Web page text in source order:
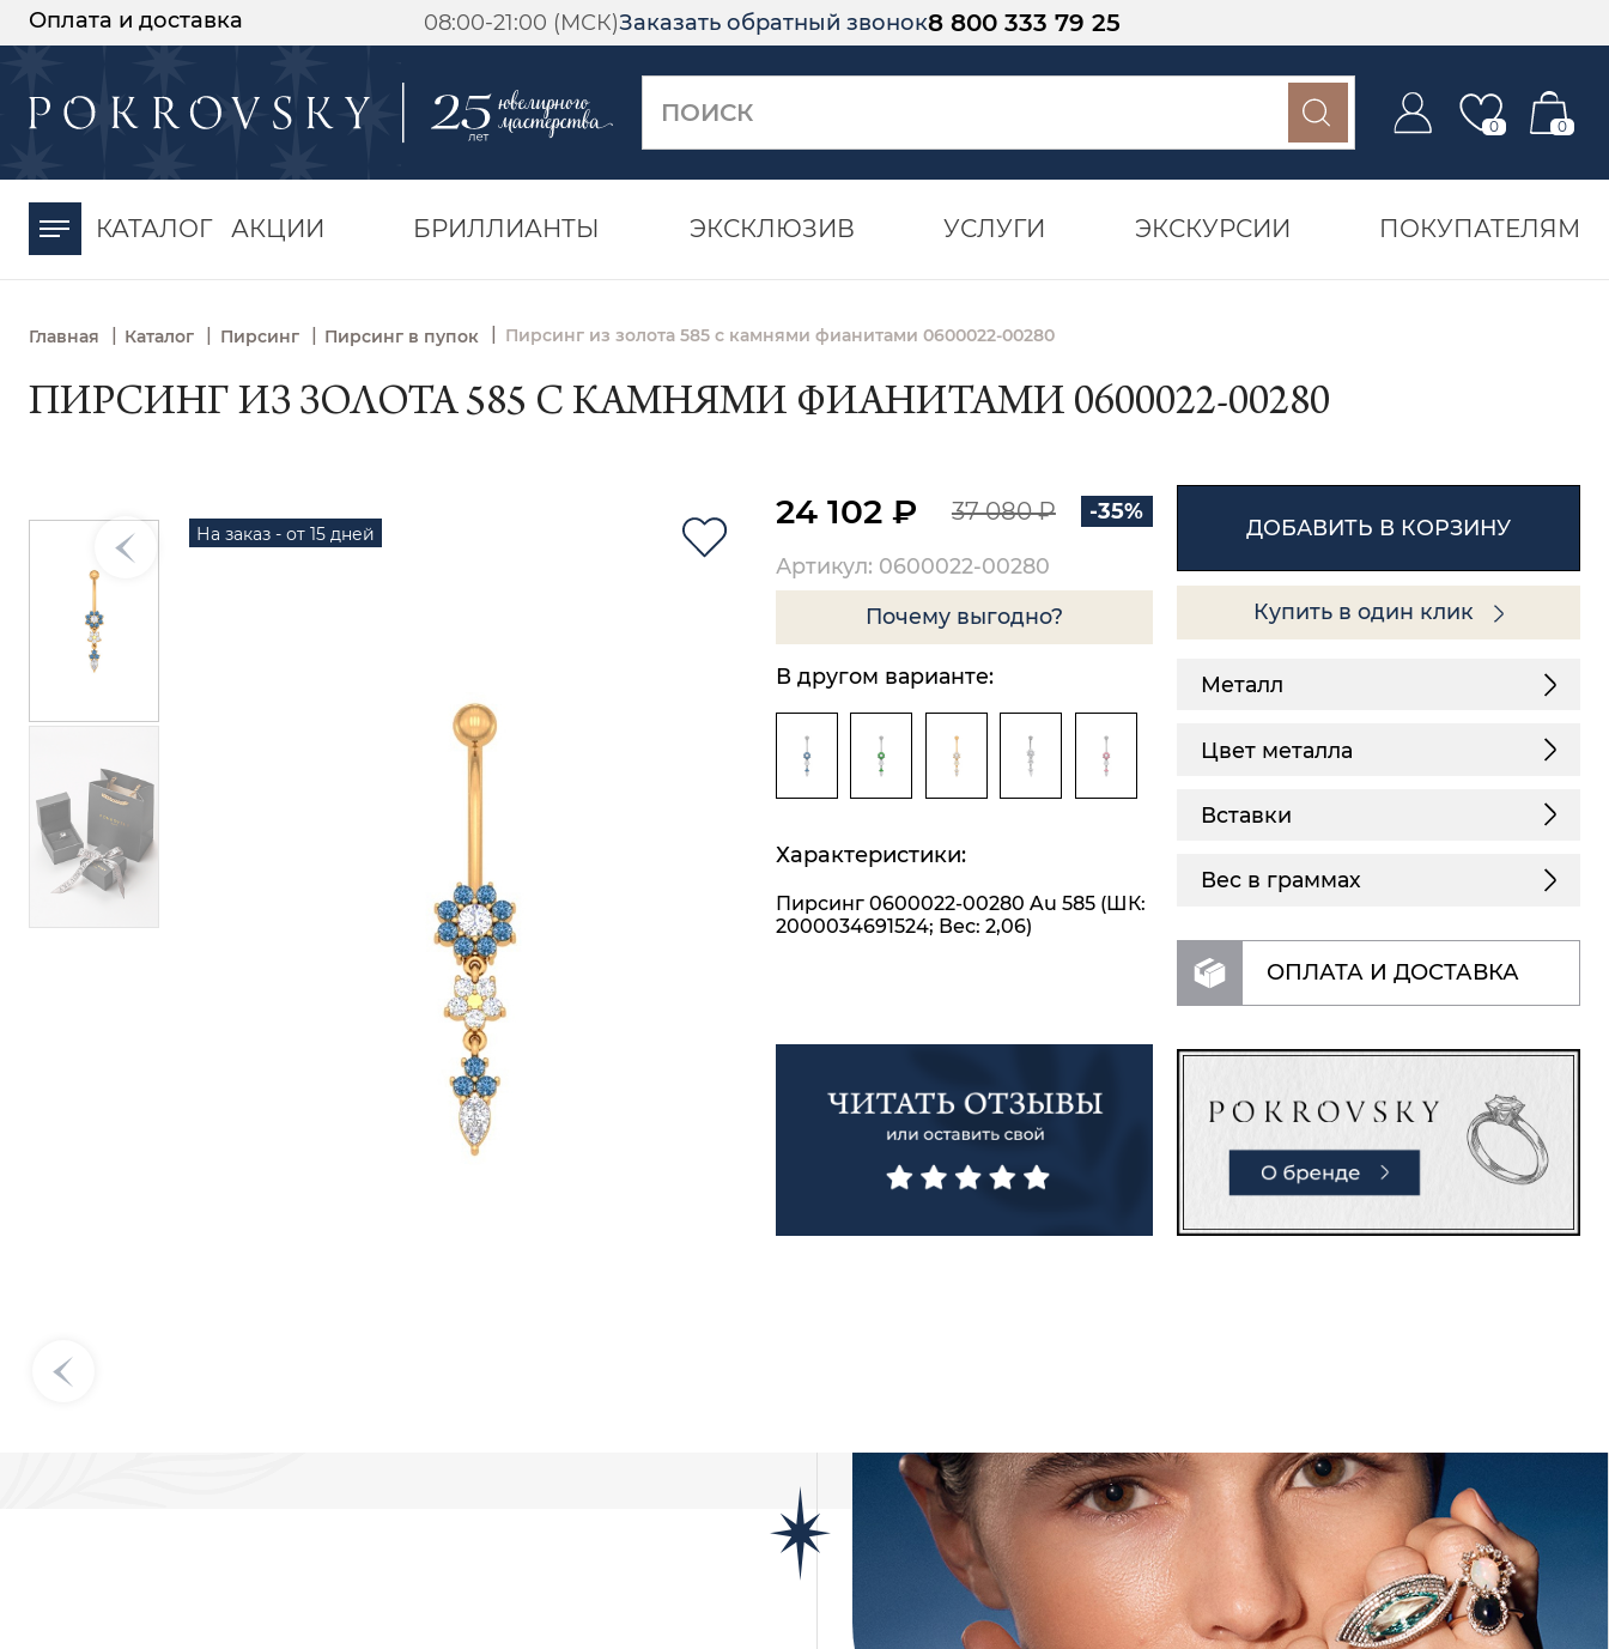
Оплата и доставка 08:00-21:00 (МСК)Заказать обратный звонок8 800 333 79 25
0 0
КАТАЛОГ АКЦИИ БРИЛЛИАНТЫ ЭКСКЛЮЗИВ УСЛУГИ ЭКСКУРСИИ ПОКУПАТЕЛЯМ
Главная | Каталог | Пирсинг | Пирсинг в пупок Пирсинг из золота 585 с камнями фианитами 0600022-00280
ПИРСИНГ ИЗ ЗОЛОТА 585 С КАМНЯМИ ФИАНИТАМИ 0600022-00280
На заказ - от 15 дней
24 102 ₽ 37 080 ₽ -35%
Артикул: 0600022-00280
Почему выгодно?
В другом варианте:
Характеристики:
Пирсинг 0600022-00280 Au 585 (ШК:
2000034691524; Вес: 2,06)
ДОБАВИТЬ В КОРЗИНУ
Купить в один клик
Металл
Цвет металла
Вставки
Вес в граммах
ОПЛАТА И ДОСТАВКА
-30%
момента оплаты